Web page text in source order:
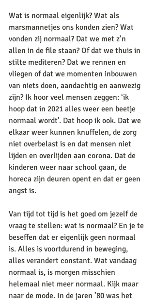
Wat is normaal eigenlijk? Wat als
marsmannetjes ons konden zien? Wat
vonden zij normaal? Dat we met z’n
allen in de file staan? Of dat we thuis in
stilte mediteren? Dat we rennen en
vliegen of dat we momenten inbouwen
van niets doen, aandachtig en aanwezig
zijn? Ik hoor veel mensen zeggen: ‘ik
hoop dat in 2021 alles weer een beetje
normaal wordt'. Dat hoop ik ook. Dat we
elkaar weer kunnen knuffelen, de zorg
niet overbelast is en dat mensen niet
lijden en overlijden aan corona. Dat de
kinderen weer naar school gaan, de
horeca zijn deuren opent en dat er geen
angst is.
Van tijd tot tijd is het goed om jezelf de
vraag te stellen: wat is normaal? En je te
beseffen dat er eigenlijk geen normaal
is. Alles is voortdurend in beweging,
alles verandert constant. Wat vandaag
normaal is, is morgen misschien
helemaal niet meer normaal. Kijk maar
naar de mode. In de jaren ’80 was het